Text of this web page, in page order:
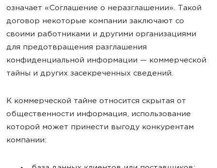
означает «Соглашение о неразглашении». Такой
договор некоторые компании заключают со
своими работниками и другими организациями
для предотвращения разглашения
конфиденциальной информации — коммерческой
тайны и других засекреченных сведений.
К коммерческой тайне относится скрытая от
общественности информация, использование
которой может принести выгоду конкурентам
компании: